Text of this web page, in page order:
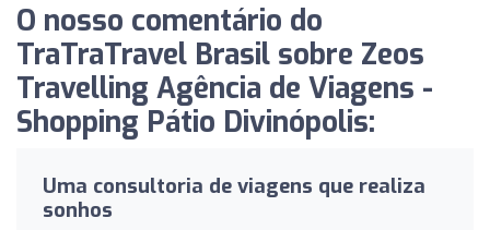
O nosso comentário do
TraTraTravel Brasil sobre Zeos
Travelling Agência de Viagens -
Shopping Pátio Divinópolis:
Uma consultoria de viagens que realiza
sonhos